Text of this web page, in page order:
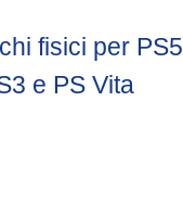
fisici per PS5
e PS Vita